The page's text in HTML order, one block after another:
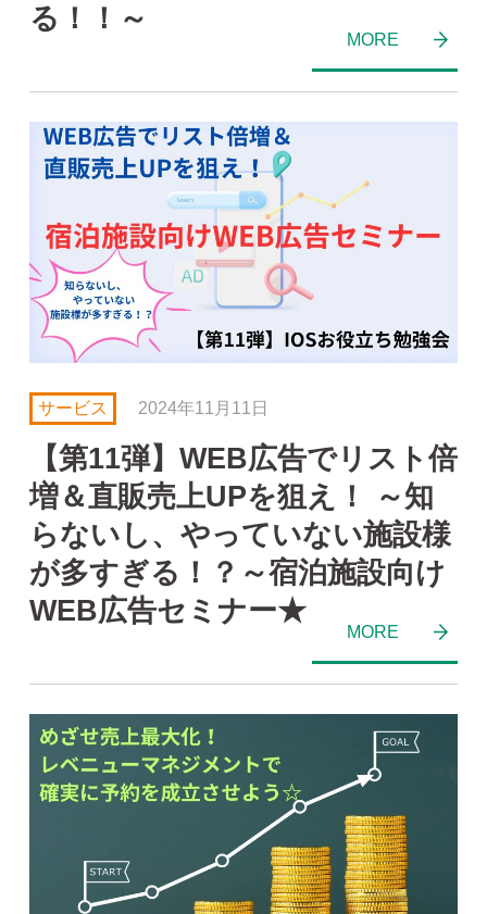
る！！～
サービス 2024年11月11日
【第11弾】WEB広告でリスト倍
増＆直販売上UPを狙え！ ～知
らないし、やっていない施設様
が多すぎる！？～宿泊施設向け
WEB広告セミナー★